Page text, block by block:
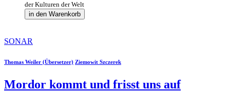
der Kulturen der Welt
in den Warenkorb
SONAR
Thomas Weiler (Übersetzer) Ziemowit Szczerek
Mordor kommt und frisst uns auf